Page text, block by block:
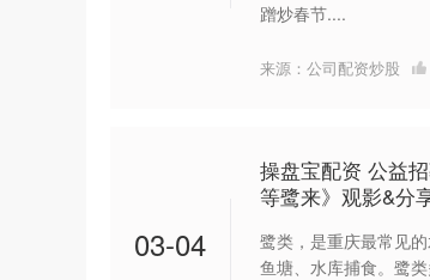
蹭炒春节....
来源：公司配资炒股
03-04
操盘宝配资 公益
等鹭来》观影&分
鹭类，是重庆最常见
鱼塘、水库捕食。鹭